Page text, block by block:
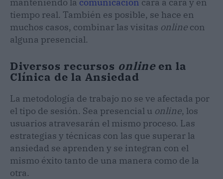
tiempo real. También es posible, se hace en
muchos casos, combinar las visitas online con
alguna presencial.
Diversos recursos onlineen la
Clínica de la Ansiedad
La metodología de trabajo no se ve afectada por
el tipo de sesión. Sea presencial u online, los
usuarios atravesarán el mismo proceso. Las
estrategias y técnicas con las que superar la
ansiedad se aprenden y se integran con el
mismo éxito tanto de una manera como de la
otra.